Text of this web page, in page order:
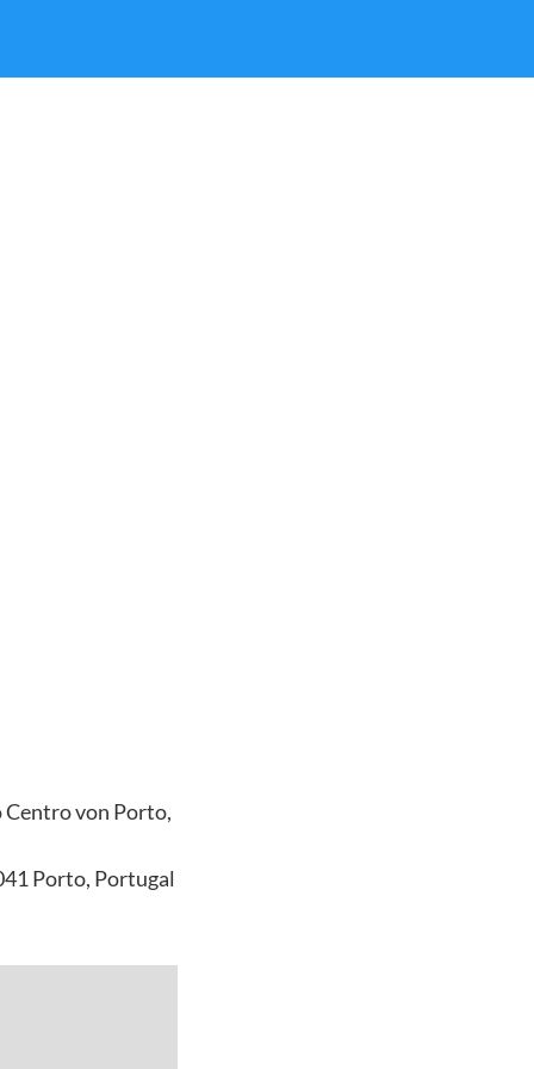
von Porto,
Porto, Portugal